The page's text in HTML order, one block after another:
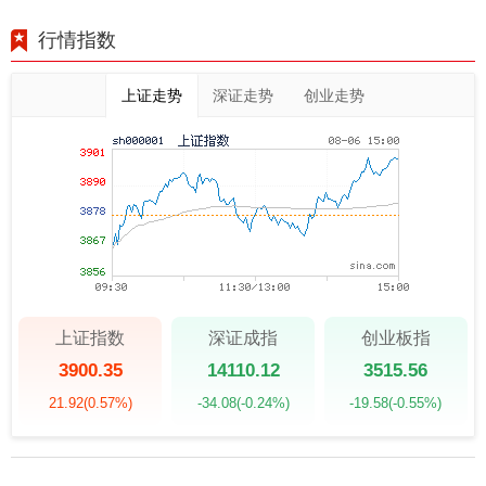
行情指数
上证走势 深证走势 创业走势
上证指数
3900.35
21.92(0.57%)
深证成指
14110.12
-34.08(-0.24%)
创业板指
3515.56
-19.58(-0.55%)